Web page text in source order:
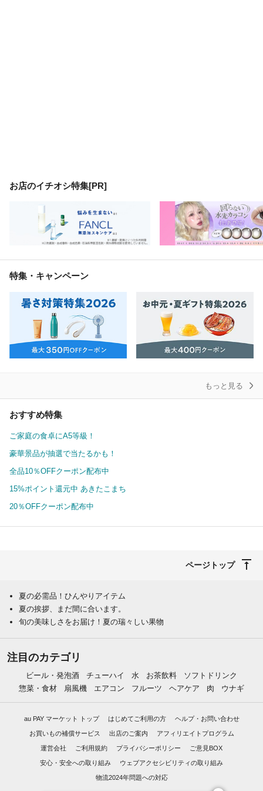
お店のイチオシ特集[PR]
特集・キャンペーン
もっと見る
おすすめ特集
ご家庭の食卓にA5等級！
豪華景品が抽選で当たるかも！
全品10％OFFクーポン配布中
15%ポイント還元中 あきたこまち
20％OFFクーポン配布中
ページトップ
夏の必需品！ひんやりアイテム
夏の挨拶、まだ間に合います。
旬の美味しさをお届け！夏の瑞々しい果物
注目のカテゴリ
ビール・発泡酒 チューハイ 水 お茶飲料
ソフトドリンク
惣菜・食材
扇風機 エアコン フルーツ ヘアケア 肉 ウナギ
au PAY マーケット トップ はじめてご利用の方 ヘルプ・お問い合わせ
お買いもの補償サービス 出店のご案内 アフィリエイトプログラム
運営会社 ご利用規約 プライバシーポリシー ご意見BOX
安心・安全への取り組み ウェブアクセシビリティの取り組み
物流2024年問題への対応